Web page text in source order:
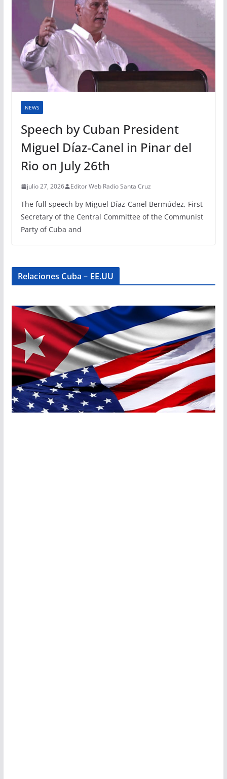
NEWS
Speech by Cuban President
Miguel Díaz-Canel in Pinar del
Rio on July 26th
julio 27, 2026 Editor Web Radio Santa Cruz
The full speech by Miguel Díaz-Canel Bermúdez, First
Secretary of the Central Committee of the Communist
Party of Cuba and
Relaciones Cuba – EE.UU